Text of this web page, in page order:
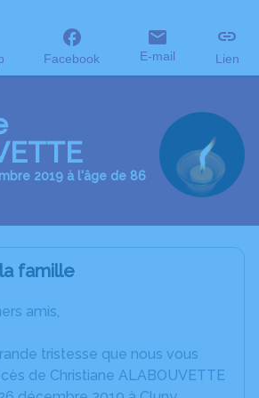
Facebook E-mail Lien
2019 à l'âge de 86
famille
amis,
tristesse que nous vous
de Christiane ALABOUVETTE